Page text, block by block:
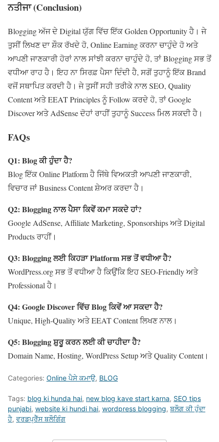
ਨਤੀਜਾ (Conclusion)
Blogging ਅੱਜ ਦੇ Digital ਯੁੱਗ ਵਿੱਚ ਇੱਕ Golden Opportunity ਹੈ। ਜੇ
ਤੁਸੀਂ ਲਿਖਣ ਦਾ ਸ਼ੌਕ ਰੱਖਦੇ ਹੋ, Online Earning ਕਰਨਾ ਚਾਹੁੰਦੇ ਹੋ ਅਤੇ
ਆਪਣੀ ਜਾਣਕਾਰੀ ਹੋਰਾਂ ਨਾਲ ਸਾਂਝੀ ਕਰਨਾ ਚਾਹੁੰਦੇ ਹੋ, ਤਾਂ Blogging ਸਭ ਤੋਂ
ਵਧੀਆ ਰਾਹ ਹੈ। ਇਹ ਨਾ ਸਿਰਫ਼ ਪੈਸਾ ਦਿੰਦੀ ਹੈ, ਸਗੋਂ ਤੁਹਾਨੂੰ ਇੱਕ Brand
ਵਜੋਂ ਸਥਾਪਿਤ ਕਰਦੀ ਹੈ। ਜੇ ਤੁਸੀਂ ਸਹੀ ਤਰੀਕੇ ਨਾਲ SEO, Quality
Content ਅਤੇ EEAT Principles ਨੂੰ Follow ਕਰਦੇ ਹੋ, ਤਾਂ Google
Discover ਅਤੇ AdSense ਦੋਹਾਂ ਰਾਹੀਂ ਤੁਹਾਨੂੰ Success ਮਿਲ ਸਕਦੀ ਹੈ।
FAQs
Q1: Blogਕੀ ਹੁੰਦਾ ਹੈ?
Blog ਇੱਕ Online Platform ਹੈ ਜਿੱਥੇ ਵਿਅਕਤੀ ਆਪਣੀ ਜਾਣਕਾਰੀ,
ਵਿਚਾਰ ਜਾਂ Business Content ਸ਼ੇਅਰ ਕਰਦਾ ਹੈ।
Q2: Bloggingਨਾਲ ਪੈਸਾ ਕਿਵੇਂ ਕਮਾ ਸਕਦੇ ਹਾਂ?
Google AdSense, Affiliate Marketing, Sponsorships ਅਤੇ Digital
Products ਰਾਹੀਂ।
Q3: Bloggingਲਈ ਕਿਹੜਾPlatformਸਭ ਤੋਂ ਵਧੀਆ ਹੈ?
WordPress.org ਸਭ ਤੋਂ ਵਧੀਆ ਹੈ ਕਿਉਂਕਿ ਇਹ SEO-Friendly ਅਤੇ
Professional ਹੈ।
Q4: Google DiscoverਵਿੱਚBlogਕਿਵੇਂ ਆ ਸਕਦਾ ਹੈ?
Unique, High-Quality ਅਤੇ EEAT Content ਲਿਖਣ ਨਾਲ।
Q5: Bloggingਸ਼ੁਰੂ ਕਰਨ ਲਈ ਕੀ ਚਾਹੀਦਾ ਹੈ?
Domain Name, Hosting, WordPress Setup ਅਤੇ Quality Content।
Categories: Online ਪੈਸੇ ਕਮਾਉ, BLOG
Tags: blog ki hunda hai, new blog kave start karna, SEO tips
punjabi, website ki hundi hai, wordpress blogging,ਬਲੌਗ ਕੀ ਹੁੰਦਾ
ਹੈ, ਵਰਡਪ੍ਰੈੱਸ ਬਲੌਗਿੰਗ